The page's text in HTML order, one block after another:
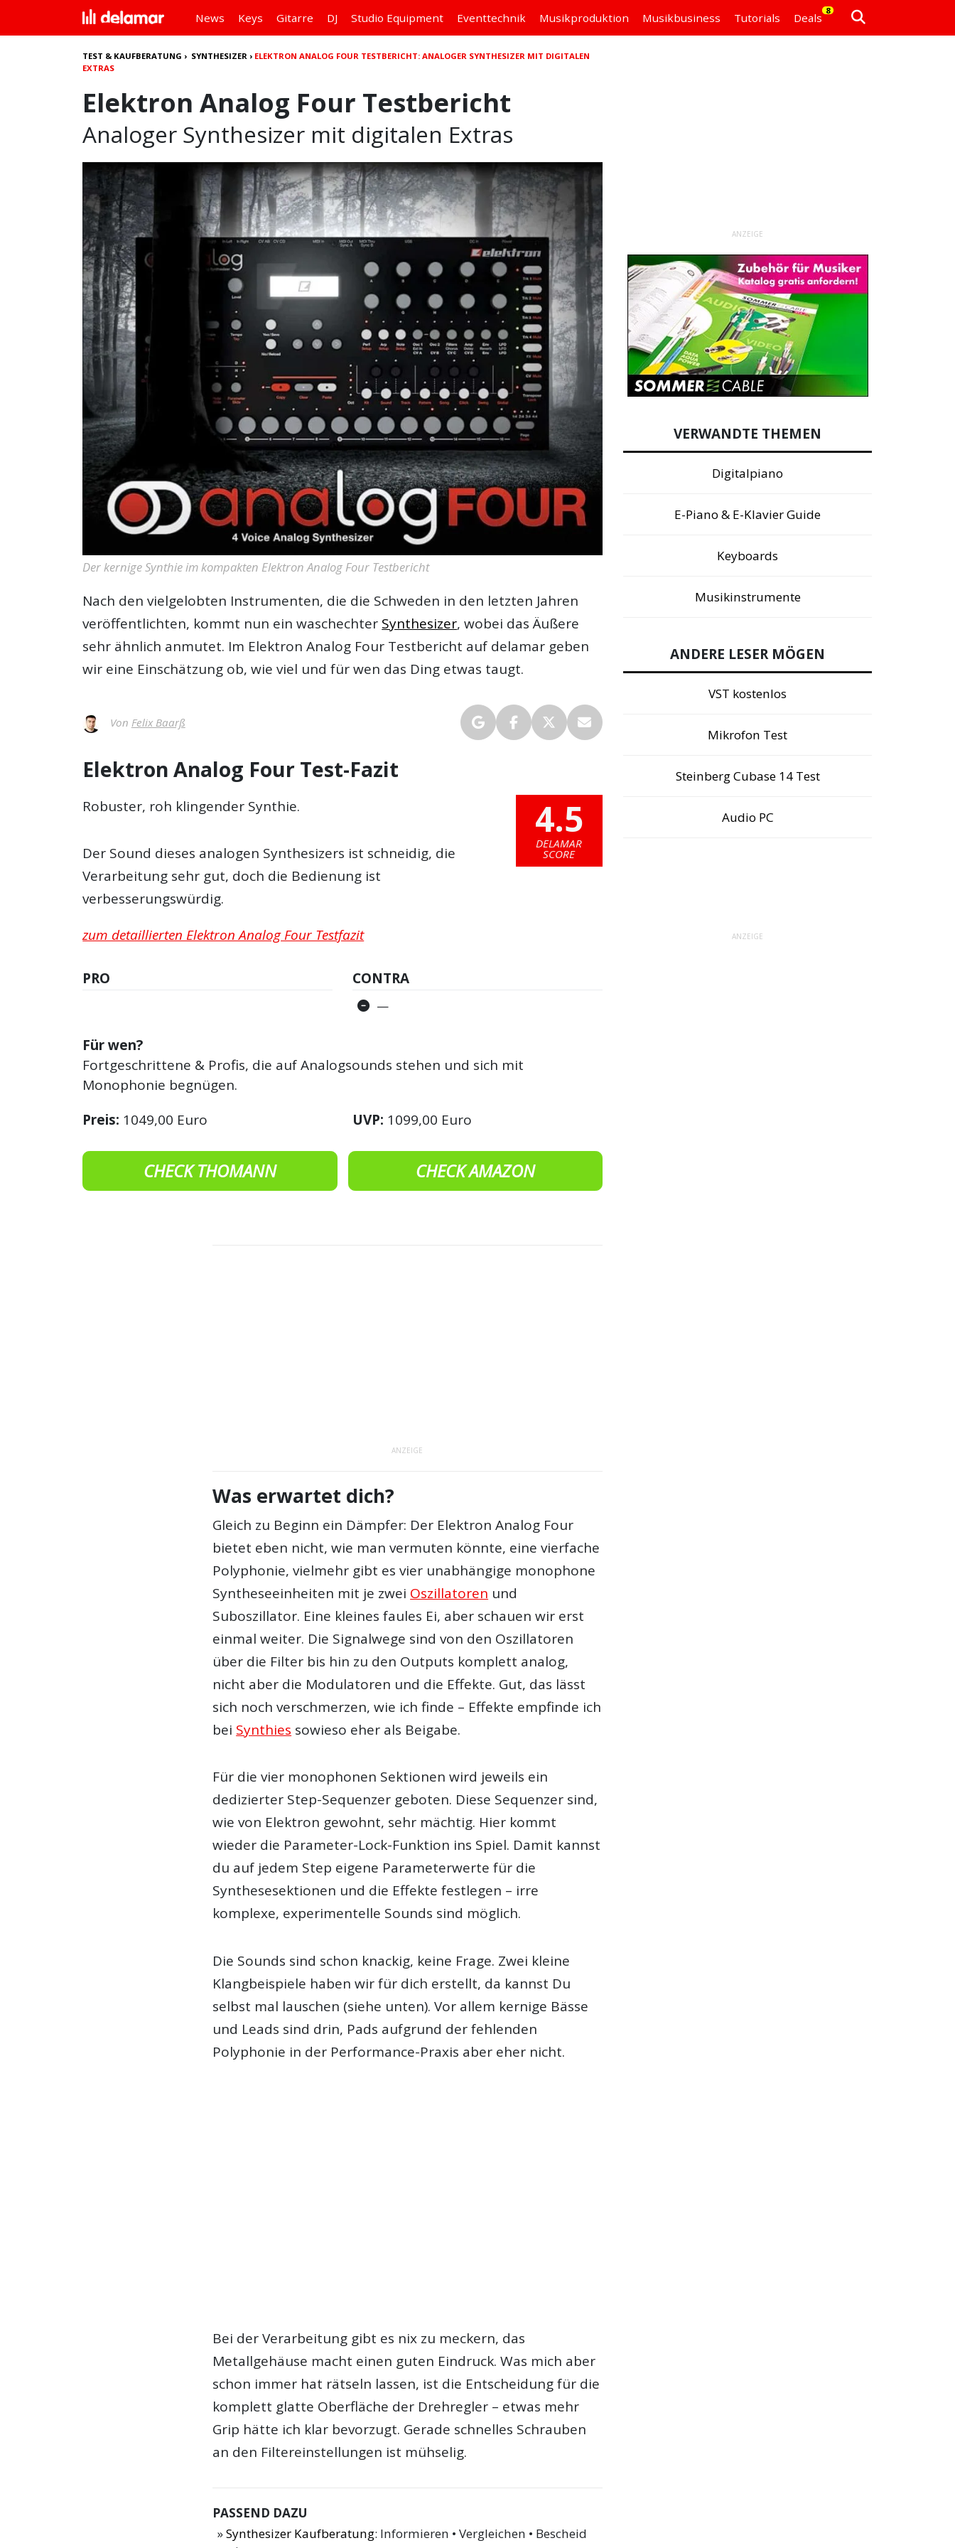
News Keys Gitarre DJ Studio Equipment Eventtechnik Musikproduktion Musikbusiness Tutorials Deals
8
TEST & KAUFBERATUNG › SYNTHESIZER › ELEKTRON ANALOG FOUR TESTBERICHT: ANALOGER SYNTHESIZER MIT DIGITALEN
EXTRAS
Elektron Analog Four Testbericht
Analoger Synthesizer mit digitalen Extras
Der kernige Synthie im kompakten Elektron Analog Four Testbericht
Nach den vielgelobten Instrumenten, die die Schweden in den letzten Jahren
veröffentlichten, kommt nun ein waschechter Synthesizer, wobei das Äußere
sehr ähnlich anmutet. Im Elektron Analog Four Testbericht auf delamar geben
wir eine Einschätzung ob, wie viel und für wen das Ding etwas taugt.
Von Felix Baarß
Elektron Analog Four Test-Fazit
4.5
DELAMAR
SCORE
Robuster, roh klingender Synthie.
Der Sound dieses analogen Synthesizers ist schneidig, die
Verarbeitung sehr gut, doch die Bedienung ist
verbesserungswürdig.
zum detaillierten Elektron Analog Four Testfazit
PRO CONTRA
—
Für wen?
Fortgeschrittene & Profis, die auf Analogsounds stehen und sich mit
Monophonie begnügen.
Preis: 1049,00 Euro UVP: 1099,00 Euro
CHECK THOMANN CHECK AMAZON
ANZEIGE
Was erwartet dich?
Gleich zu Beginn ein Dämpfer: Der Elektron Analog Four
bietet eben nicht, wie man vermuten könnte, eine vierfache
Polyphonie, vielmehr gibt es vier unabhängige monophone
Syntheseeinheiten mit je zwei Oszillatoren und
Suboszillator. Eine kleines faules Ei, aber schauen wir erst
einmal weiter. Die Signalwege sind von den Oszillatoren
über die Filter bis hin zu den Outputs komplett analog,
nicht aber die Modulatoren und die Effekte. Gut, das lässt
sich noch verschmerzen, wie ich finde – Effekte empfinde ich
bei Synthies sowieso eher als Beigabe.
Für die vier monophonen Sektionen wird jeweils ein
dedizierter Step-Sequenzer geboten. Diese Sequenzer sind,
wie von Elektron gewohnt, sehr mächtig. Hier kommt
wieder die Parameter-Lock-Funktion ins Spiel. Damit kannst
du auf jedem Step eigene Parameterwerte für die
Synthesesektionen und die Effekte festlegen – irre
komplexe, experimentelle Sounds sind möglich.
Die Sounds sind schon knackig, keine Frage. Zwei kleine
Klangbeispiele haben wir für dich erstellt, da kannst Du
selbst mal lauschen (siehe unten). Vor allem kernige Bässe
und Leads sind drin, Pads aufgrund der fehlenden
Polyphonie in der Performance-Praxis aber eher nicht.
Bei der Verarbeitung gibt es nix zu meckern, das
Metallgehäuse macht einen guten Eindruck. Was mich aber
schon immer hat rätseln lassen, ist die Entscheidung für die
komplett glatte Oberfläche der Drehregler – etwas mehr
Grip hätte ich klar bevorzugt. Gerade schnelles Schrauben
an den Filtereinstellungen ist mühselig.
PASSEND DAZU
Synthesizer Kaufberatung: Informieren • Vergleichen • Bescheid
ANZEIGE
VERWANDTE THEMEN
Digitalpiano
E-Piano & E-Klavier Guide
Keyboards
Musikinstrumente
ANDERE LESER MÖGEN
VST kostenlos
Mikrofon Test
Steinberg Cubase 14 Test
Audio PC
ANZEIGE